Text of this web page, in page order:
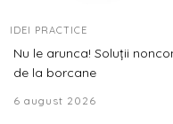
IDEI PRACTICE
Nu le arunca! Soluții
de la borcane
6 august 2026